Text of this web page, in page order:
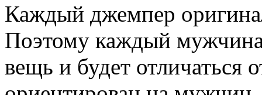
Каждый джемпер
Поэтому каждый мужчина
вещь и будет